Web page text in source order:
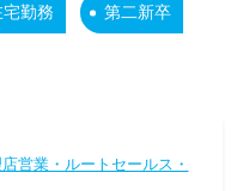
勤務 第二新卒
営業・ルートセールス・